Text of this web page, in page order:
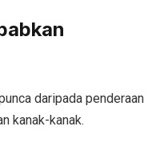
daripada penderaan
kanak-kanak.